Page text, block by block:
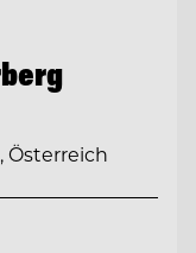
Österreich